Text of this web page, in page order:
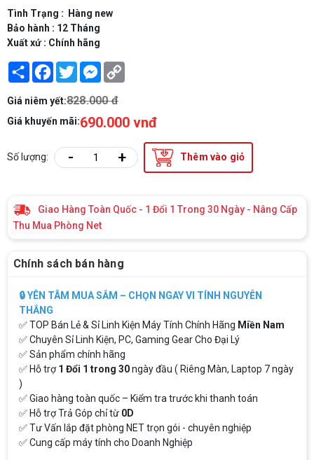
Tình Trạng : Hàng new
Bảo hành : 12 Tháng
Xuất xứ : Chính hãng
Share Facebook
TwitterMessenger
Giá niêm yết:828.000 đ
Giá khuyến mãi:690.000 vnđ
Số lượng: - + Thêm vào giỏ
Giao Hàng Toàn Quốc - 1 Đổi 1 Trong 30 Ngày - Nâng Cấp
Thu Mua Phòng Net
Chính sách bán hàng
🔒 YÊN TÂM MUA SẮM – CHỌN NGAY VI TÍNH NGUYỄN
THẮNG
✅ TOP Bán Lẻ & Sỉ Linh Kiện Máy Tính Chính Hãng Miền Nam
✅ Chuyên Sỉ Linh Kiện, PC, Gaming Gear Cho Đại Lý
✅ Sản phẩm chính hãng
✅ Hỗ trợ1 Đổi 1 trong 30ngày đầu ( Riêng Màn, Laptop 7 ngày
)
✅ Giao hàng toàn quốc – Kiểm tra trước khi thanh toán
✅ Hỗ trợ Trả Góp chỉ từ 0D
✅ Tư Vấn lắp đặt phòng NET trọn gói - chuyên nghiệp
✅ Cung cấp máy tính cho Doanh Nghiệp